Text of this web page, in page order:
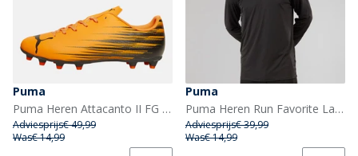
Puma
Puma Heren Attacanto II FG / AG Stevige / Kunstmatige Ondergrond Voetbalschoenen Heat Fire / Puma Black
Adviesprijs€ 49,99
Was€ 14,99
Puma
Puma Heren Run Favorite Lange Mouwen Hardloop Top Puma Zwart
Adviesprijs€ 39,99
Was€ 14,99